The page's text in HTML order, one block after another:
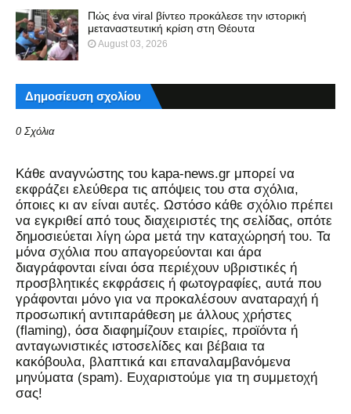
Πώς ένα viral βίντεο προκάλεσε την ιστορική
μεταναστευτική κρίση στη Θέουτα
August 03, 2026
Δημοσίευση σχολίου
0 Σχόλια
Kάθε αναγνώστης του kapa-news.gr μπορεί να
εκφράζει ελεύθερα τις απόψεις του στα σχόλια,
όποιες κι αν είναι αυτές. Ωστόσο κάθε σχόλιο πρέπει
να εγκριθεί από τους διαχειριστές της σελίδας, οπότε
δημοσιεύεται λίγη ώρα μετά την καταχώρησή του. Τα
μόνα σχόλια που απαγορεύονται και άρα
διαγράφονται είναι όσα περιέχουν υβριστικές ή
προσβλητικές εκφράσεις ή φωτογραφίες, αυτά που
γράφονται μόνο για να προκαλέσουν αναταραχή ή
προσωπική αντιπαράθεση με άλλους χρήστες
(flaming), όσα διαφημίζουν εταιρίες, προϊόντα ή
ανταγωνιστικές ιστοσελίδες και βέβαια τα
κακόβουλα, βλαπτικά και επαναλαμβανόμενα
μηνύματα (spam). Ευχαριστούμε για τη συμμετοχή
σας!